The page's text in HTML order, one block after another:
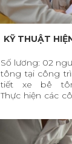
KỸ THUẬT
Số lương: 02
tông tại công
tiết xe bê
Thực hiện các